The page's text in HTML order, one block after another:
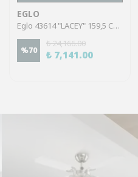
EGLO
Eglo 43614 "LACEY" 159,5 Cm Yüksekliğinde Çelik, Ahşap Köşe Lambası Lambader
%70
₺ 24,166.00
₺ 7,141.00